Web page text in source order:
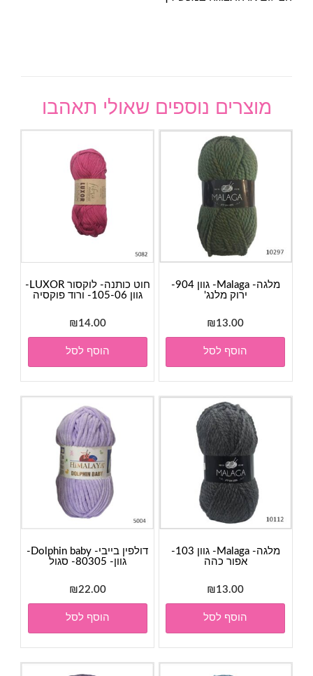
מוצרים נוספים שאולי תאהבו
מלגה- Malaga- גוון 904-
ירוק מלנג'
₪13.00
הוסף לסל
חוט כותנה- לוקסור LUXOR-
גוון 105-06- ורוד פוקסיה
₪14.00
הוסף לסל
מלגה- Malaga- גוון 103-
אפור כהה
₪13.00
הוסף לסל
דולפין בייבי- Dolphin baby-
גוון- 80305- סגול
₪22.00
הוסף לסל